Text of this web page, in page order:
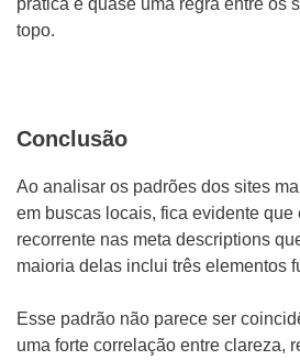
topo.
Conclusão
Ao analisar os padrões dos sites
em buscas locais, fica evidente que
recorrente nas meta descriptions
maioria delas inclui três elementos
Esse padrão não parece ser
uma forte correlação entre clareza,